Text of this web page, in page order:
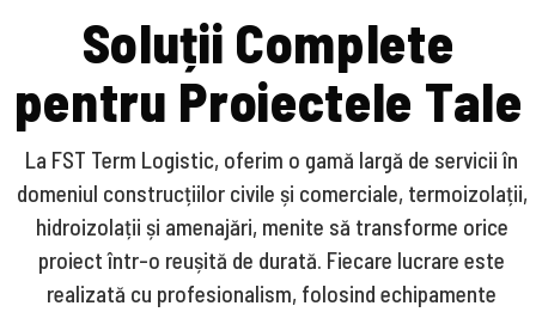
Soluții Complete
pentru Proiectele Tale
La FST Term Logistic, oferim o gamă largă de servicii în
domeniul construcțiilor civile și comerciale, termoizolații,
hidroizolații și amenajări, menite să transforme orice
proiect într-o reușită de durată. Fiecare lucrare este
realizată cu profesionalism, folosind echipamente